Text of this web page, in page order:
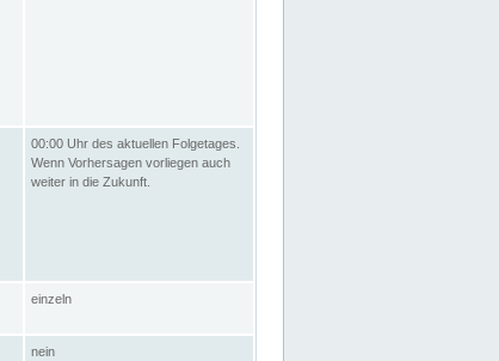
00:00 Uhr des aktuellen Folgetages.
Wenn Vorhersagen vorliegen auch
weiter in die Zukunft.
einzeln
nein